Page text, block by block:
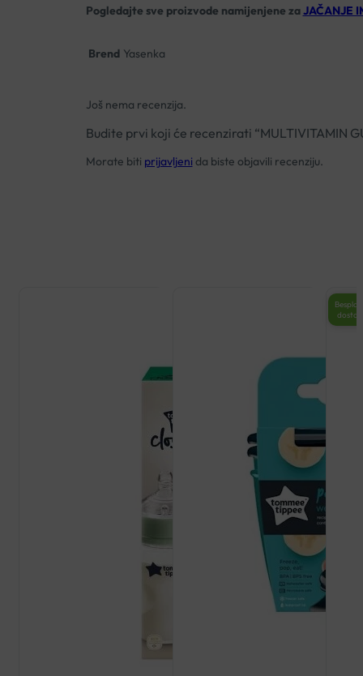
Pogledajte sve proizvode namijenjene zaJAČANJE
Brend Yasenka
Još nema recenzija.
Budite prvi koji će recenzirati “MULTIVITAMIN
Morate biti prijavljeni da biste objavili recenziju.